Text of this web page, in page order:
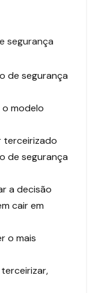
de segurança
o modelo
terceirizado
de segurança
a decisão
cair em
o mais